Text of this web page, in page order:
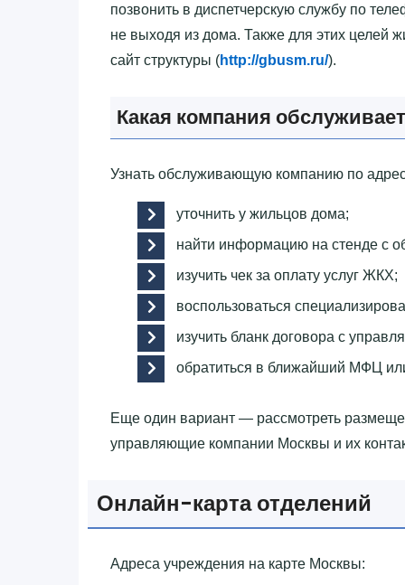
позвонить в диспетчерскую службу по
не выходя из дома. Также для этих целей
сайт структуры (http://gbusm.ru/).
Какая компания
Узнать обслуживающую компанию по
уточнить у жильцов дома;
найти информацию на стенде с
изучить чек за оплату услуг ЖКХ;
воспользоваться
изучить бланк договора с
обратиться в ближайший МФЦ
Еще один вариант — рассмотреть
управляющие компании Москвы и их
Онлайн-карта отделений
Адреса учреждения на карте Москвы: